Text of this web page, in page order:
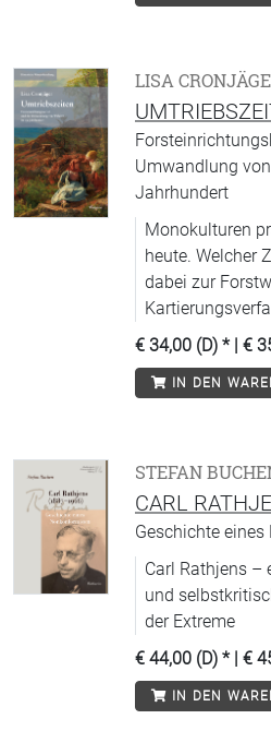
LISA
Umwandlung
Jahrhundert
Monokulturen
heute. Welcher
dabei zur
€ 34,00 (D) * | €
IN DEN
STEFAN
CARL
Geschichte
Carl Rathjens –
und
der Extreme
€ 44,00 (D) * | €
IN DEN